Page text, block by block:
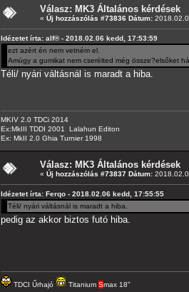
Válasz: MK3 Általános kérdések
« Új hozzászólás #73836 Dátum:
Idézetet írta: alf® - 2018.02.06 kedd, 17:53:59
ezt azért én nem vetném el.
Amúgy a gumikat nem cserélted még össze?elsőket
Téli/ nyári váltásnál is maradt a hiba.
MKIV 2.0 TDCi 2014
Ex:MkIII TDDI 2001 Lalahun Editon
Ex: MkII 2.0 Ghia Turnier 1998
Válasz: MK3 Általános kérdések
« Új hozzászólás #73837 Dátum:
Idézetet írta: Ferqo - 2018.02.06 kedd, 17:55:55
Téli/ nyári váltásnál is maradt a hiba.
pedig az akkor biztos futó hiba.
TDCI Űrhajó Titanium Smax 18"